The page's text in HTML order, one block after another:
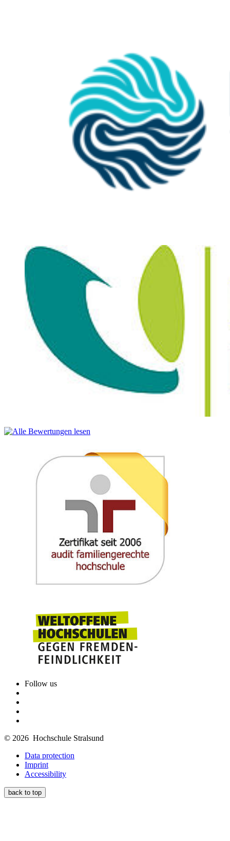
Follow us
© 2026 Hochschule Stralsund
Data protection
Imprint
Accessibility
back to top